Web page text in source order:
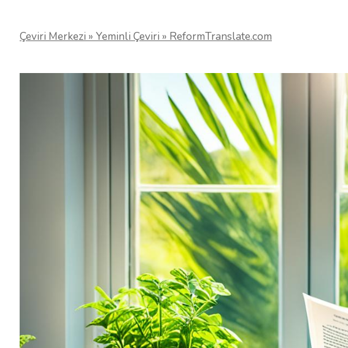
Çeviri Merkezi » Yeminli Çeviri » ReformTranslate.com